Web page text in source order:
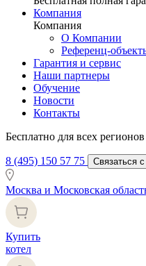
Компания
Компания
О Компании
Референц-
Гарантия и сервис
Наши партнеры
Обучение
Новости
Контакты
Бесплатно для всех
8 (495) 150 57 75 Связаться
Москва и Московская
Купить
котел